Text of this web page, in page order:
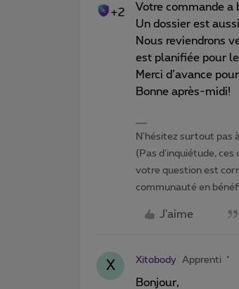
+2
Votre commande a
Un dossier est
Nous reviendrons
est planifiée pour
Merci d’avance
Bonne après-midi!
N'hésitez surtout pas
(Pas d'inquiétude,
votre question est
communauté en
J'aime
X Xitobody Apprenti
Bonjour,